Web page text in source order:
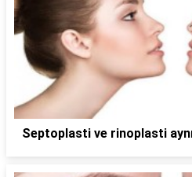
Septoplasti ve rinoplasti